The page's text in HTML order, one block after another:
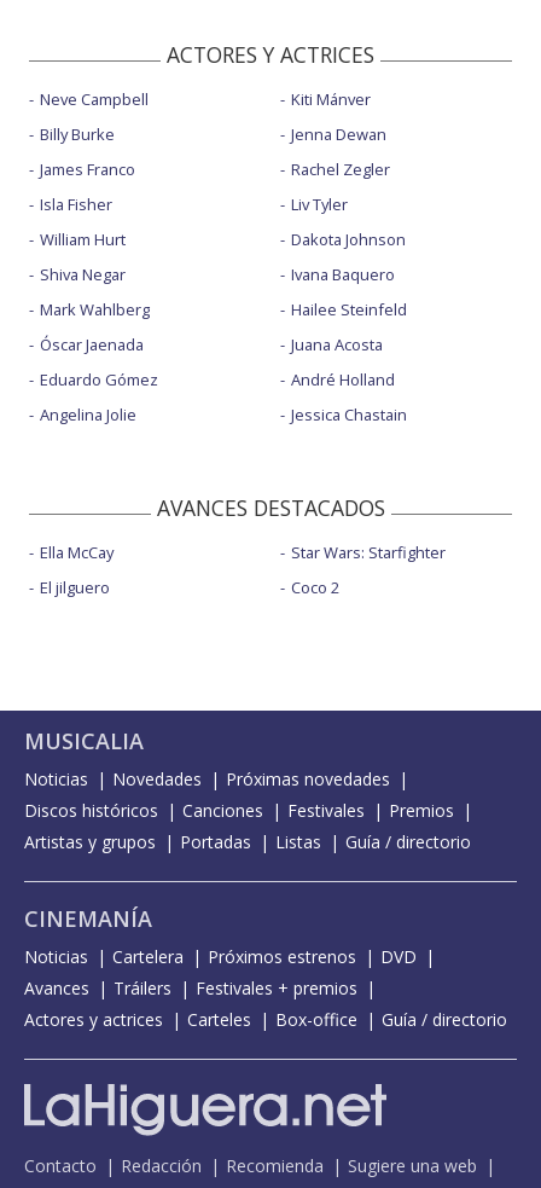
ACTORES Y ACTRICES
Neve Campbell
Billy Burke
James Franco
Isla Fisher
William Hurt
Shiva Negar
Mark Wahlberg
Óscar Jaenada
Eduardo Gómez
Angelina Jolie
Kiti Mánver
Jenna Dewan
Rachel Zegler
Liv Tyler
Dakota Johnson
Ivana Baquero
Hailee Steinfeld
Juana Acosta
André Holland
Jessica Chastain
AVANCES DESTACADOS
Ella McCay
El jilguero
Star Wars: Starfighter
Coco 2
MUSICALIA
Noticias Novedades
Próximas novedades
Discos históricos
Canciones Festivales
Premios
Artistas y grupos
Portadas Listas Guía / directorio
CINEMANÍA
Noticias Cartelera Próximos estrenos
DVD
Avances
Tráilers
Festivales + premios
Actores y actrices
Carteles Box-office Guía / directorio
Contacto Redacción Recomienda
Sugiere una web